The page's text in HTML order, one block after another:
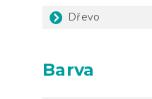
Dřevo
Barva